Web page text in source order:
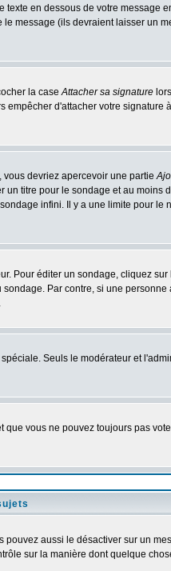
en dessous de votre message
message (ils devraient laisser un
la caseAttacher sa signature
d'attacher votre
vous devriez apercevoir une partie
titre pour le sondage et au moins
infini. Il y a une limite pour
Pour éditer un sondage, cliquez
Par contre, si une
Seuls le modérateur et
vous ne pouvez toujours pas
aussi le désactiver sur un
sur la manière dont quelque